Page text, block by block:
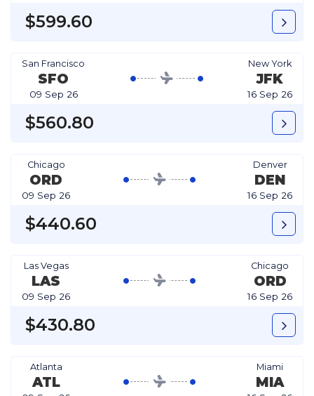
$599.60
San Francisco
SFO
09 Sep 26
New York
JFK
16 Sep 26
$560.80
Chicago
ORD
09 Sep 26
Denver
DEN
16 Sep 26
$440.60
Las Vegas
LAS
09 Sep 26
Chicago
ORD
16 Sep 26
$430.80
Atlanta
ATL
Miami
MIA